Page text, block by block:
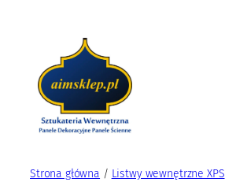
Strona główna / Listwy wewnętrzne XPS